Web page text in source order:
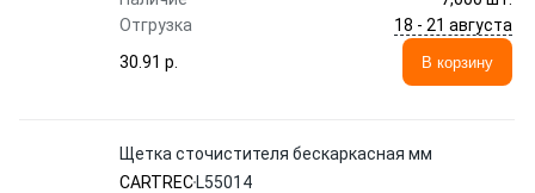
Отгрузка
18 - 21 августа
30.91 p.
В корзину
Щетка сточистителя бескаркасная мм
CARTREC L55014